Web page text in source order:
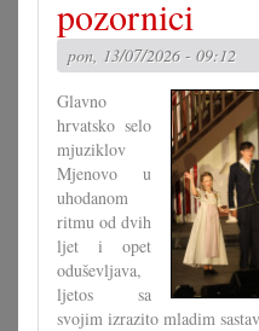
TOP-
a
pozornici
pon, 13/07/2026 - 09:12
Glavno
hrvatsko selo
mjuziklov
Mjenovo u
uhodanom
ritmu od dvih
ljet i opet
oduševljava,
ljetos sa
svojim izrazito mladim